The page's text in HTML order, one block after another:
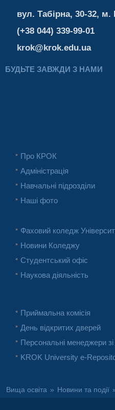
вул. Табірна, 30-32, м.
(+38 044) 339-99-01
krok@krok.edu.ua
БУДЬТЕ ЗАВЖДИ З НАМИ
Про КРОК
Адміністрація
Навчальні підрозділи
Наші фото
Фаховий коледж
Новини Коледжу
Студентський офіс
Наукова діяльність
Приймальна комісія
День відкритих дверей
Персональні менеджери
KROK University e-
Вища освіта » Новини та події